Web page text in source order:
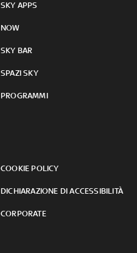
SKY APPS
NOW
SKY BAR
SPAZI SKY
PROGRAMMI
COOKIE POLICY
DICHIARAZIONE DI ACCESSIBILITÀ
CORPORATE